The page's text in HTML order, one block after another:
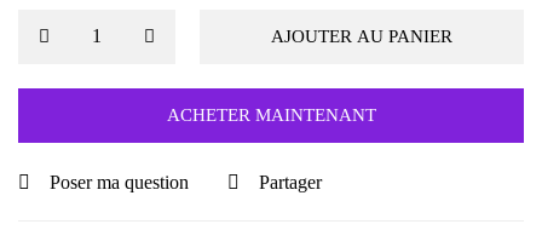
AJOUTER AU PANIER
ACHETER MAINTENANT
Poser ma question Partager